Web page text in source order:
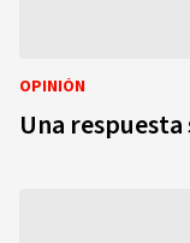
OPINIÓN
Una